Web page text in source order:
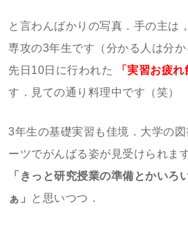
と言わんばかりの写真．手の主は
専攻の3年生です（分かる人は分か
先日10日に行われた
「実習お疲れ
す．見ての通り料理中です（笑）
3年生の基礎実習も佳境．大学の
ーツでがんばる姿が見受けられます
「きっと研究授業の準備とかいろ
ぁ」
と思いつつ．